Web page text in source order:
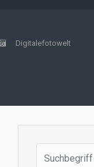
Digitalefotowelt